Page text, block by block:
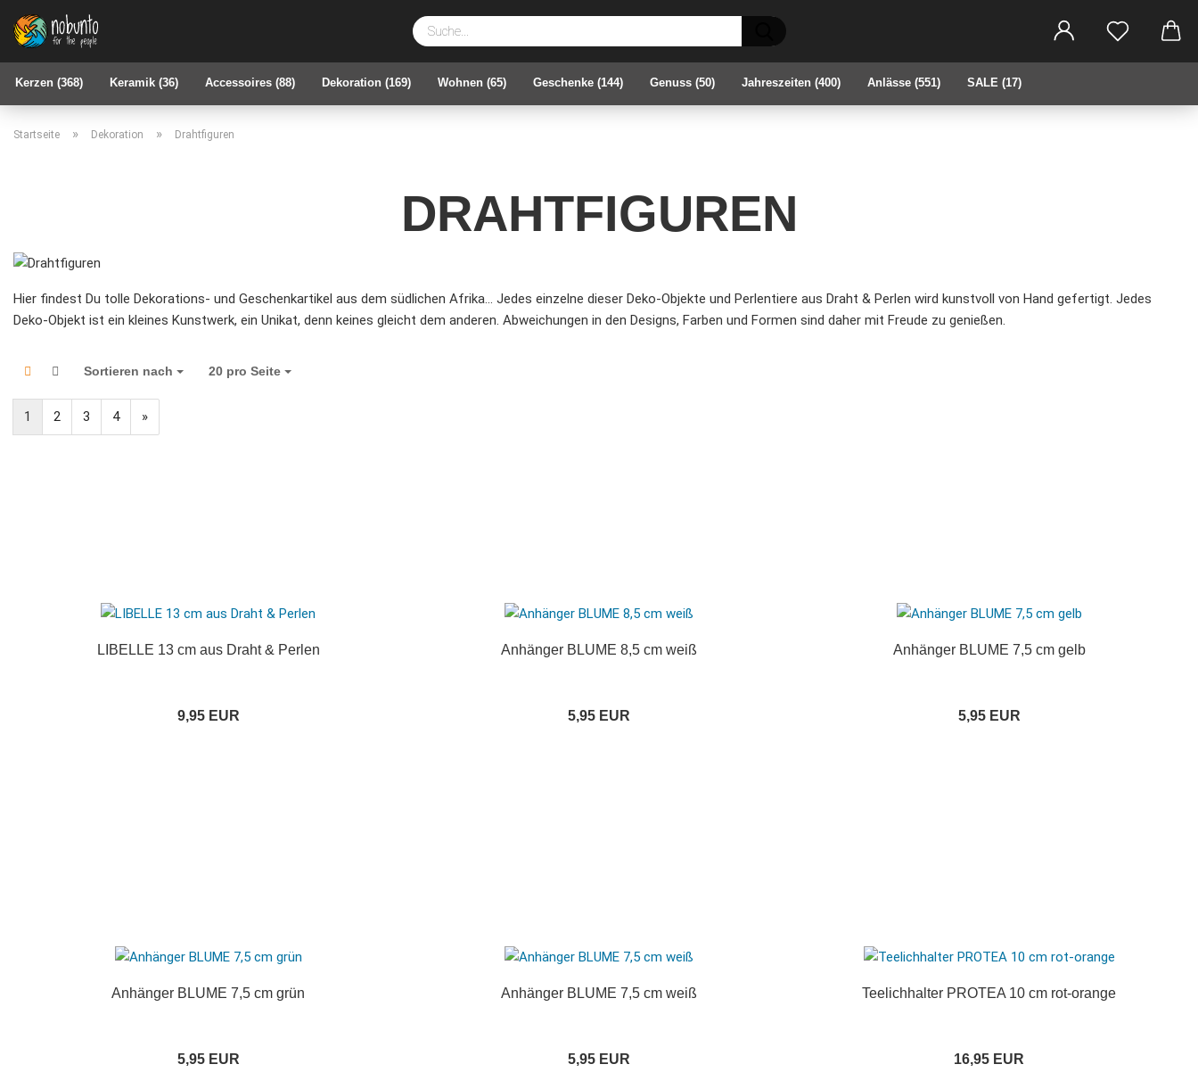
Suche...
Kerzen (368) Keramik (36) Accessoires (88) Dekoration (169) Wohnen (65) Geschenke (144) Genuss (50) Jahreszeiten (400) Anlässe (551) SALE (17)
Startseite » Dekoration » Drahtfiguren
DRAHTFIGUREN
Hier findest Du tolle Dekorations- und Geschenkartikel aus dem südlichen Afrika... Jedes einzelne dieser Deko-Objekte und Perlentiere aus Draht & Perlen wird kunstvoll von Hand gefertigt. Jedes
Deko-Objekt ist ein kleines Kunstwerk, ein Unikat, denn keines gleicht dem anderen. Abweichungen in den Designs, Farben und Formen sind daher mit Freude zu genießen.
Sortieren nach
Sortieren nach 20 pro Seite
pro Seite
1 2 3 4 »
LIBELLE 13 cm aus Draht & Perlen
9,95 EUR
Anhänger BLUME 8,5 cm weiß
5,95 EUR
Anhänger BLUME 7,5 cm gelb
5,95 EUR
Anhänger BLUME 7,5 cm grün
5,95 EUR
Anhänger BLUME 7,5 cm weiß
5,95 EUR
Teelichhalter PROTEA 10 cm rot-orange
16,95 EUR